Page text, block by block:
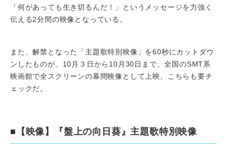
「何があっても生き切るんだ！」というメッセージを力強く
伝える2分間の映像となっている。
また、解禁となった「主題歌特別映像」を60秒にカットダウ
ンしたものが、10月３日から10月30日まで、全国のSMT系
映画館で全スクリーンの幕間映像として上映。こちらも要チ
ェックだ。
■【映像】『盤上の向日葵』主題歌特別映像